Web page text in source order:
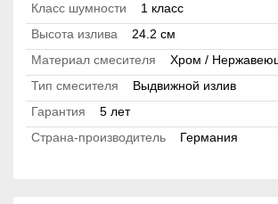
Класс шумности
1 класс
Высота излива
24.2 см
Материал смесителя
Хром /
Тип смесителя
Выдвижной излив
Гарантия
5 лет
Страна-производитель
Германия